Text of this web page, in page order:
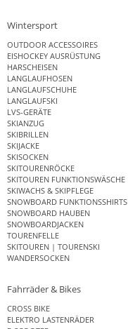
Wintersport
OUTDOOR ACCESSOIRES
EISHOCKEY AUSRÜSTUNG
HARSCHEISEN
LANGLAUFHOSEN
LANGLAUFSCHUHE
LANGLAUFSKI
LVS-GERÄTE
SKIANZUG
SKIBRILLEN
SKIJACKE
SKISOCKEN
SKITOURENRÖCKE
SKITOUREN FUNKTIONSWÄSCHE
SKIWACHS & SKIPFLEGE
SNOWBOARD FUNKTIONSSHIRTS
SNOWBOARD HAUBEN
SNOWBOARDJACKEN
TOURENFELLE
SKITOUREN | TOURENSKI
WANDERSOCKEN
Fahrräder & Bikes
CROSS BIKE
ELEKTRO LASTENRÄDER